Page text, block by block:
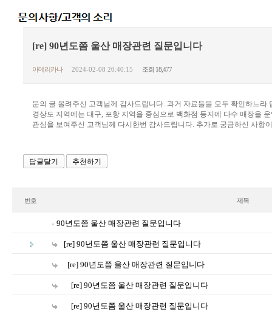
[re] 90년도쯤 울산 매장관련 질문입니다
아메리카나 2024-02-08 20:40:15 조회 18,477
문의 글 올려주신 고객님께 감사드립니다. 과거 자료들을 모두 확인하느
경상도 지역에는 대구, 포항 지역을 중심으로 백화점 등지에 다수 매장을
관심을 보여주신 고객님께 다시한번 감사드립니다. 추가로 궁금하신 사항
답글달기 추천하기
번호 제목
90년도쯤 울산 매장관련 질문입니다
[re] 90년도쯤 울산 매장관련 질문입니다
[re] 90년도쯤 울산 매장관련 질문입니다
[re] 90년도쯤 울산 매장관련 질문입니다
[re] 90년도쯤 울산 매장관련 질문입니다